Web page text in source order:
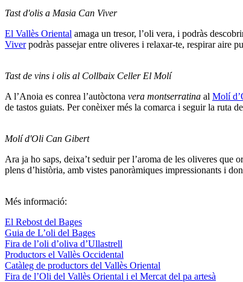
Tast d'olis a Masia Can Viver
El Vallès Oriental amaga un tresor, l’oli vera, i podràs
Viverpodràs passejar entre oliveres i relaxar-te, respirar aire
Tast de vins i olis al Collbaix Celler El Molí
A l’Anoia es conrea l’autòctona vera montserratina al Molí
de tastos guiats. Per conèixer més la comarca i seguir la ruta
Molí d'Oli Can Gibert
Ara ja ho saps, deixa’t seduir per l’aroma de les oliveres que
plens d’història, amb vistes panoràmiques impressionants i
Més informació:
El Rebost del Bages
Guia de L’oli del Bages
Fira de l’oli d’oliva d’Ullastrell
Productors el Vallès Occidental
Catàleg de productors del Vallès Oriental
Fira de l’Oli del Vallès Oriental i el Mercat del pa artesà